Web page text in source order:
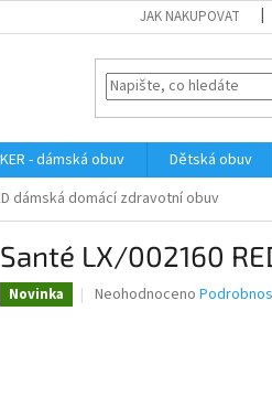
JAK NAKUPOVAT
- dámská obuv Dětská obuv
dámská domácí zdravotní obuv
Santé LX/002160
Novinka
Průměrné
Neohodnoceno